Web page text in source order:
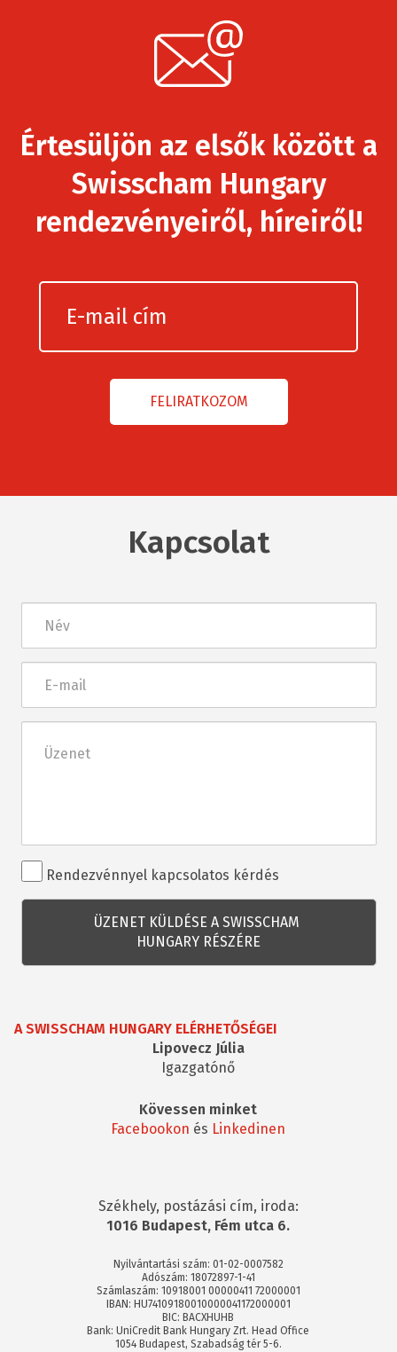
Értesüljön az elsők között a
Swisscham Hungary
rendezvényeiről, híreiről!
Kapcsolat
mail
Rendezvénnyel
kapcsolatos
kérdés
Rendezvénnyel kapcsolatos kérdés
A SWISSCHAM HUNGARY ELÉRHETŐSÉGEI
Lipovecz Júlia
Igazgatónő
Kövessen minket
Facebookon és Linkedinen
Székhely, postázási cím, iroda:
1016 Budapest, Fém utca 6.
Nyilvántartási szám: 01-02-0007582
Adószám: 18072897-1-41
Számlaszám: 10918001 00000411 72000001
IBAN: HU74109180010000041172000001
BIC: BACXHUHB
Bank: UniCredit Bank Hungary Zrt. Head Office
1054 Budapest, Szabadság tér 5-6.